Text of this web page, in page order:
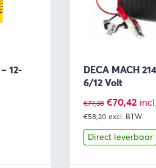
12-
DECA MACH
6/12 Volt
€77,38
prijs
was:
€70,42
prijs
is:
€58,20 excl. BTW
Direct leverbaar